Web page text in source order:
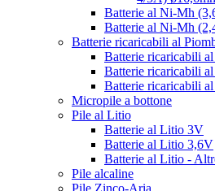
Batterie al Ni-Mh
Batterie al Ni-Mh
Batterie ricaricabili al
Batterie ricaricabili
Batterie ricaricabili
Batterie ricaricabili
Micropile a bottone
Pile al Litio
Batterie al Litio 3V
Batterie al Litio 3,6V
Batterie al Litio -
Pile alcaline